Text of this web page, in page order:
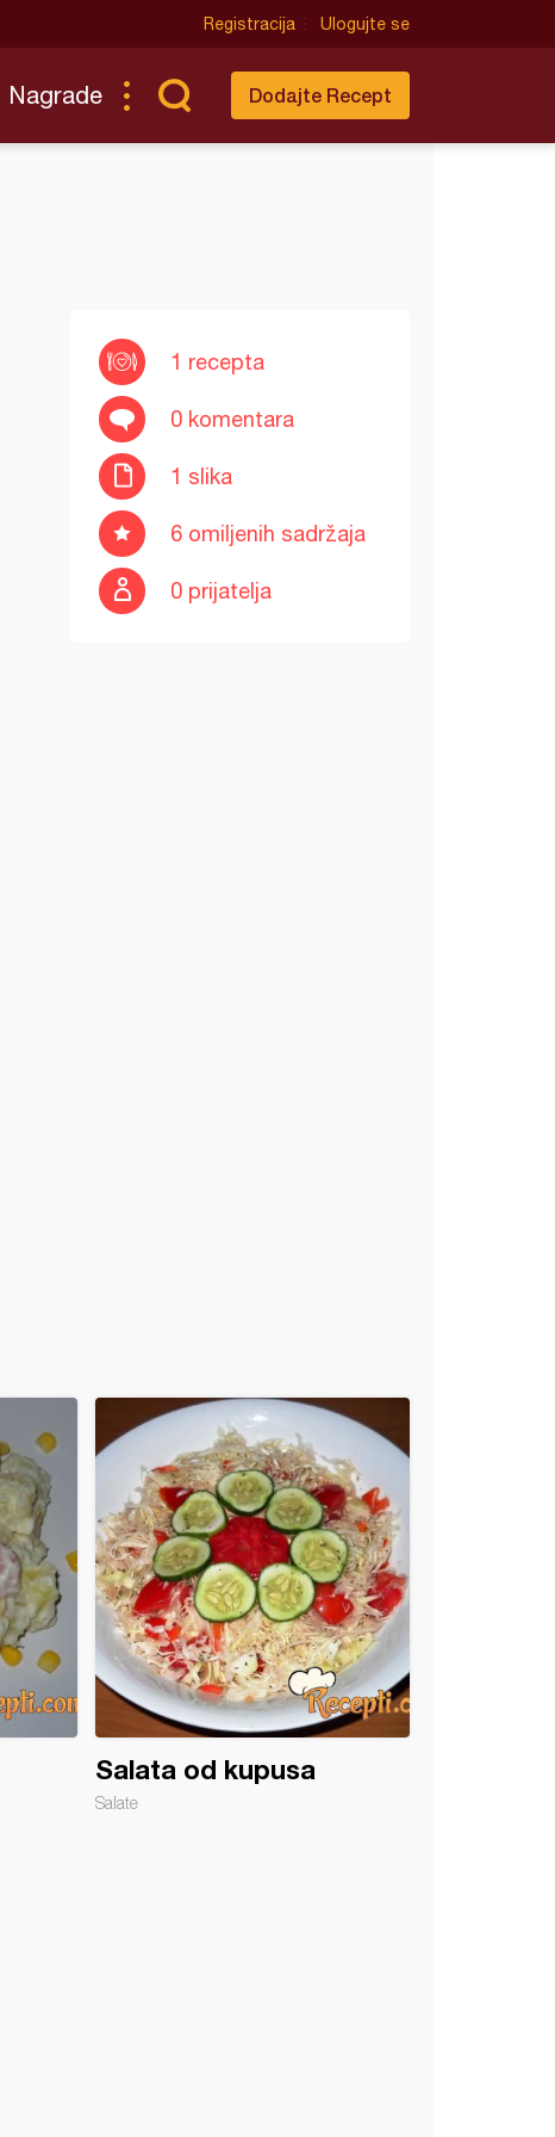
Registracija Ulogujte se
Nagrade Dodajte Recept
1 recepta
0 komentara
1 slika
6 omiljenih sadržaja
0 prijatelja
Salata od kupusa
Salate